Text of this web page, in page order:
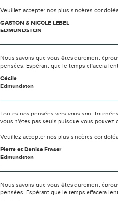
Veuillez accepter nos plus sincères
GASTON & NICOLE LEBEL
EDMUNDSTON
Nous savons que vous êtes durement
pensées. Espérant que le temps effacera
Cécile
Edmundston
Toutes nos pensées vers vous sont
vous n'êtes pas seuls puisque vous pouvez
Veuillez accepter nos plus sincères
Pierre et Denise Fraser
Edmundston
Nous savons que vous êtes durement
pensées. Espérant que le temps effacera